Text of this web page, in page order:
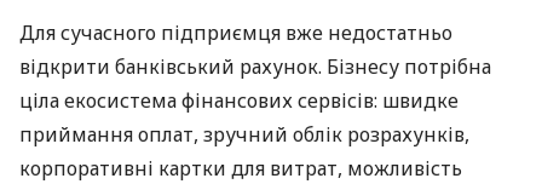
Для сучасного підприємця вже недостатньо
відкрити банківський рахунок. Бізнесу потрібна
ціла екосистема фінансових сервісів: швидке
приймання оплат, зручний облік розрахунків,
корпоративні картки для витрат, можливість